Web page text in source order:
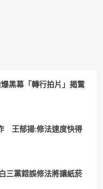
黑幕「轉行拍片」揭驚
王郁揚:修法速度快得
三黨錯誤修法將讓紙菸